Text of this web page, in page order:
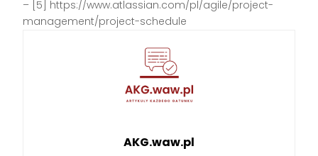
– [5] https://www.atlassian.com/pl/agile/project-
management/project-schedule
AKG.waw.pl